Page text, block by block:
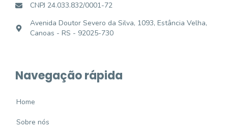
CNPJ 24.033.832/0001-72
Avenida Doutor Severo da Silva, 1093, Estância Velha,
Canoas - RS - 92025-730
Navegação rápida
Home
Sobre nós